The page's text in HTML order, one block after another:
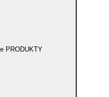
PRODUKTY